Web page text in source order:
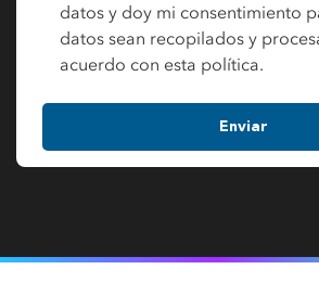
datos y doy mi consentimiento
datos sean recopilados y
acuerdo con esta política.